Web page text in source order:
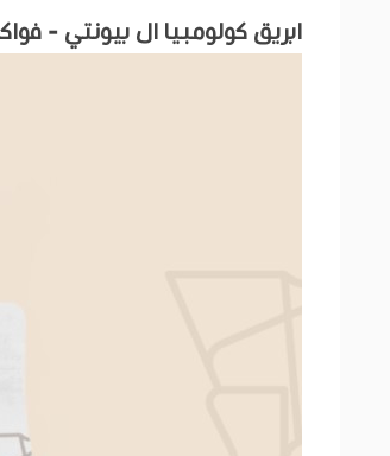
ابريق كولومبيا ال بيونتي -